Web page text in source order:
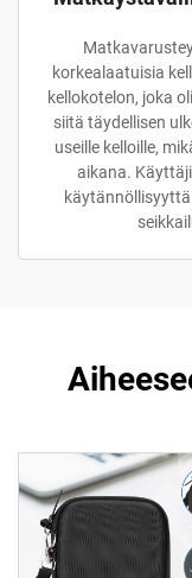
korkealaatuisia
kellokotelon, joka
siitä täydellisen
useille kelloille,
aikana.